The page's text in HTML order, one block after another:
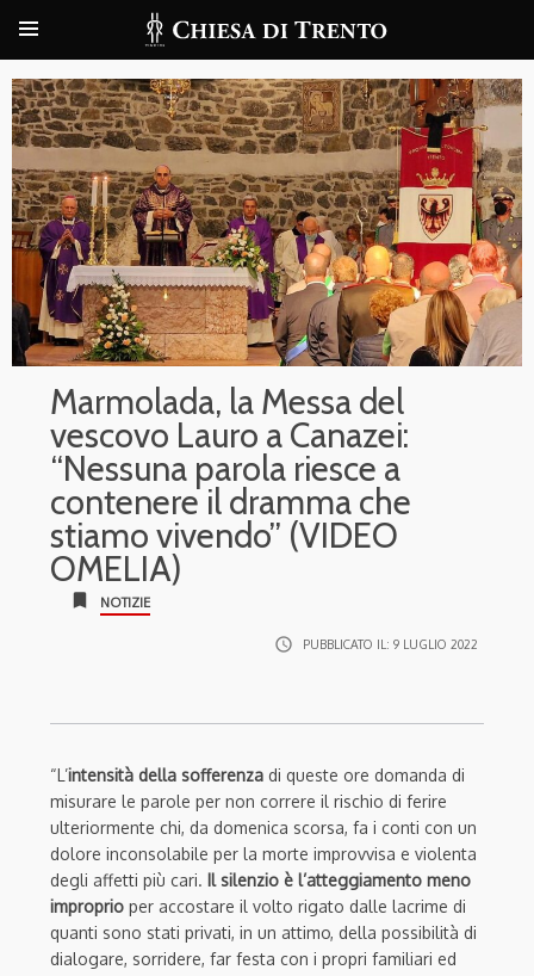
Marmolada, la Messa del
vescovo Lauro a Canazei:
“Nessuna parola riesce a
contenere il dramma che
stiamo vivendo” (VIDEO
OMELIA)
bookmark NOTIZIE
access_time PUBBLICATO IL: 9 LUGLIO 2022
“L’intensità della sofferenza di queste ore domanda di
misurare le parole per non correre il rischio di ferire
ulteriormente chi, da domenica scorsa, fa i conti con un
dolore inconsolabile per la morte improvvisa e violenta
degli affetti più cari. Il silenzio è l’atteggiamento meno
improprio per accostare il volto rigato dalle lacrime di
quanti sono stati privati, in un attimo, della possibilità di
dialogare, sorridere, far festa con i propri familiari ed